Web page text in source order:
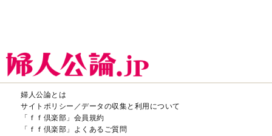
婦人公論とは
サイトポリシー／データの収集と利用について
「ｆｆ倶楽部」会員規約
「ｆｆ倶楽部」よくあるご質問